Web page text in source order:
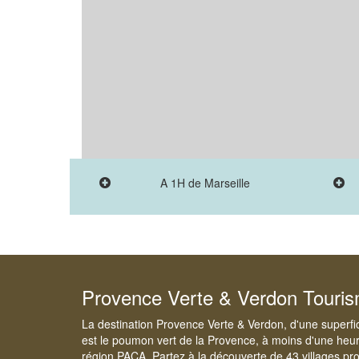
A 1H de Marseille
Provence Verte & Verdon
La destination Provence Verte & Verdon, d'une
est le poumon vert de la Provence, à moins d'une
région PACA. Partez à la découverte de 43 villages